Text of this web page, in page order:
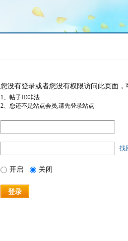
您没有登录或者您没有权限访问此页面
1、帖子ID非法
2、您还不是站点会员,请先登录站点
找
开启 关闭
登录